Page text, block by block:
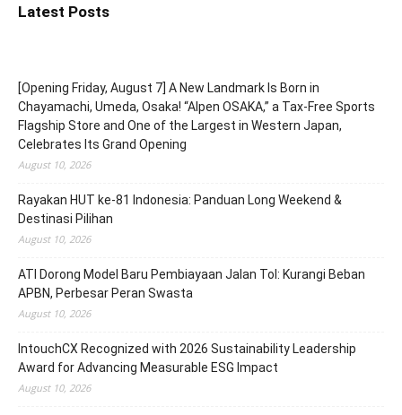
Latest Posts
[Opening Friday, August 7] A New Landmark Is Born in
Chayamachi, Umeda, Osaka! “Alpen OSAKA,” a Tax-Free Sports
Flagship Store and One of the Largest in Western Japan,
Celebrates Its Grand Opening
August 10, 2026
Rayakan HUT ke-81 Indonesia: Panduan Long Weekend &
Destinasi Pilihan
August 10, 2026
ATI Dorong Model Baru Pembiayaan Jalan Tol: Kurangi Beban
APBN, Perbesar Peran Swasta
August 10, 2026
IntouchCX Recognized with 2026 Sustainability Leadership
Award for Advancing Measurable ESG Impact
August 10, 2026